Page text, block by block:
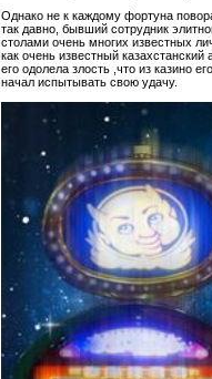
Однако не к каждому фортуна
так давно, бывший сотрудник
столами очень многих известных
как очень известный
его одолела злость ,что из казино
начал испытывать свою удачу.